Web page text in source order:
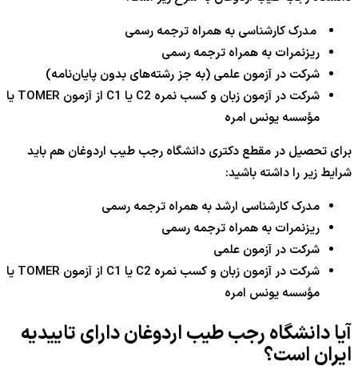
مدرک کارشناسی به همراه ترجمه رسمی
ریزنمرات به همراه ترجمه رسمی
شرکت در آزمون علمی (به جز رشته‌های بدون پایان‌نامه)
شرکت در آزمون زبان و کسب نمره C2 یا C1 از آزمون TOMER یا
مؤسسه یونس امره
برای تحصیل در مقطع دکتری دانشگاه رجب طیب اردوغان هم باید
شرایط زیر را داشته باشید:
مدرک کارشناسی ارشد به همراه ترجمه رسمی
ریزنمرات به همراه ترجمه رسمی
شرکت در آزمون علمی
شرکت در آزمون زبان و کسب نمره C2 یا C1 از آزمون TOMER یا
مؤسسه یونس امره
آیا دانشگاه رجب طیب اردوغان دارای تاییدیه
ایران است؟